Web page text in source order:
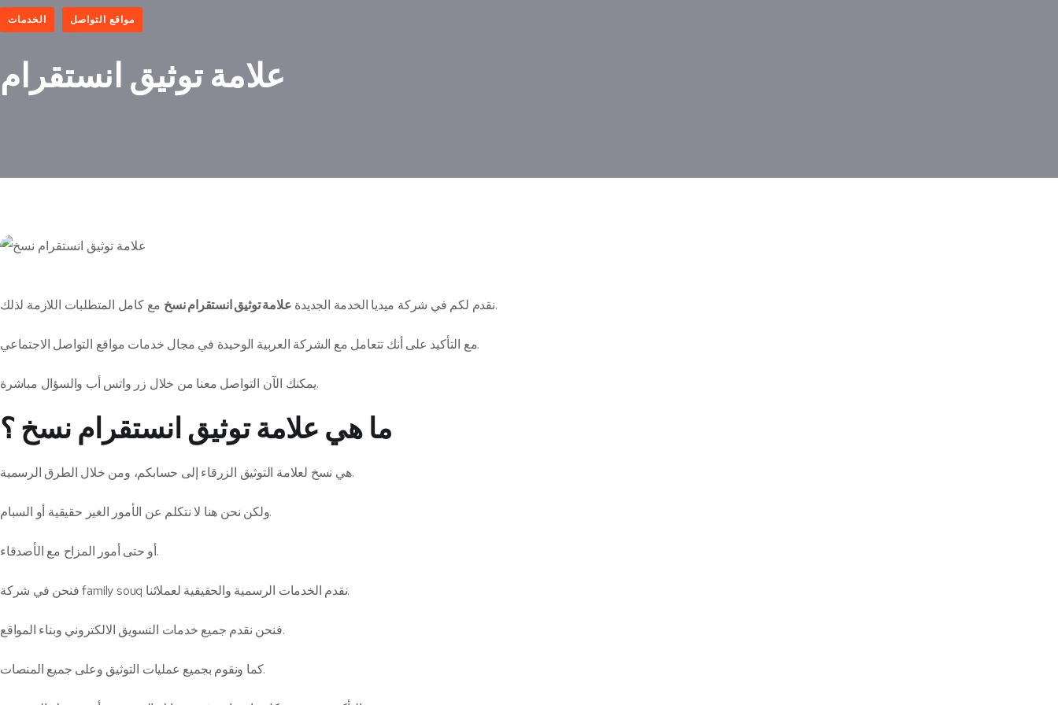
الخدمات مواقع التواصل
علامة توثيق انستقرام
نقدم لكم في شركة ميديا الخدمة الجديدة علامة توثيق انستقرام نسخ مع كامل المتطلبات اللازمة لذلك.
مع التأكيد على أنك تتعامل مع الشركة العربية الوحيدة في مجال خدمات مواقع التواصل الاجتماعي.
يمكنك الآن التواصل معنا من خلال زر واتس أب والسؤال مباشرة.
ما هي علامة توثيق انستقرام نسخ ؟
هي نسخ لعلامة التوثيق الزرقاء إلى حسابكم، ومن خلال الطرق الرسمية.
ولكن نحن هنا لا نتكلم عن الأمور الغير حقيقية أو السبام.
أو حتى أمور المزاح مع الأصدقاء.
فنحن في شركة family souq نقدم الخدمات الرسمية والحقيقية لعملائنا.
فنحن نقدم جميع خدمات التسويق الالكتروني وبناء المواقع.
كما ونقوم بجميع عمليات التوثيق وعلى جميع المنصات.